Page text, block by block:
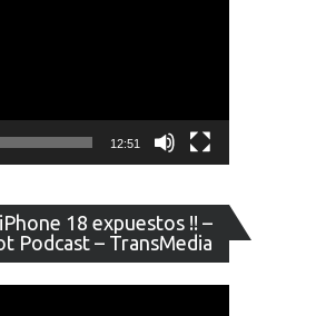
12:51
18 expuestos !! –
Podcast – TransMedia
de
vídeo